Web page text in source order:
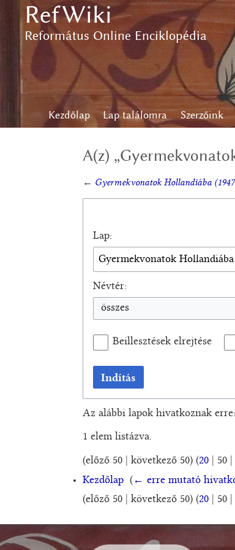
tartalomhoz,
RefWiki
Református Online Enciklopédia
Kezdőlap Lap találomra Szerzőink
A(z)
← Gyermekvonatok Hollandiába
Lap:
Névtér:
összes
Beillesztések elrejtése
Indítás
Az alábbi lapok hivatkoznak erre:
1 elem listázva.
(előző 50| következő 50) (20| 50|
Kezdőlap‎ ( ← erre mutató
(előző 50| következő 50) (20| 50|